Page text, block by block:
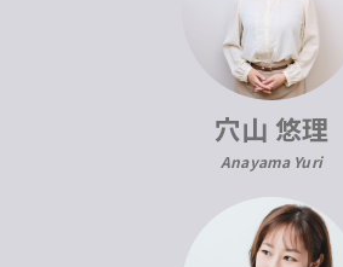
穴山 悠理
Anayama Yuri